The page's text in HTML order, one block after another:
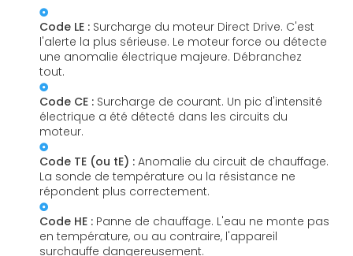
Code LE : Surcharge du moteur Direct Drive. C'est
l'alerte la plus sérieuse. Le moteur force ou détecte
une anomalie électrique majeure. Débranchez
tout.
Code CE : Surcharge de courant. Un pic d'intensité
électrique a été détecté dans les circuits du
moteur.
Code TE (ou tE) : Anomalie du circuit de chauffage.
La sonde de température ou la résistance ne
répondent plus correctement.
Code HE : Panne de chauffage. L'eau ne monte pas
en température, ou au contraire, l'appareil
surchauffe dangereusement.